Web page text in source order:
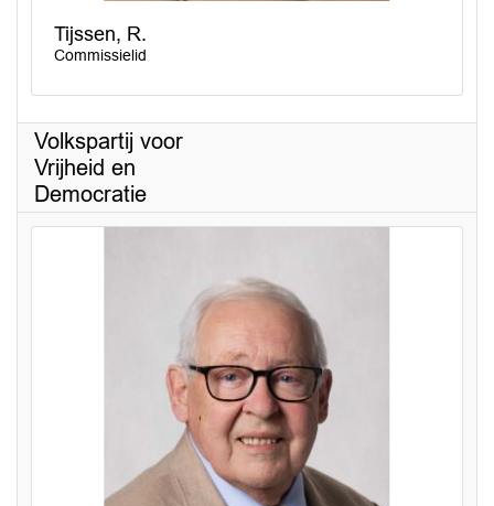
Tijssen, R.
Commissielid
Volkspartij voor
Vrijheid en
Democratie